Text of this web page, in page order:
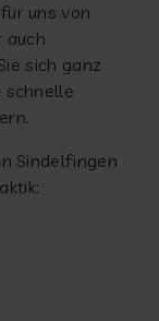
uns von
auch
sich ganz
schnelle
Sindelfingen